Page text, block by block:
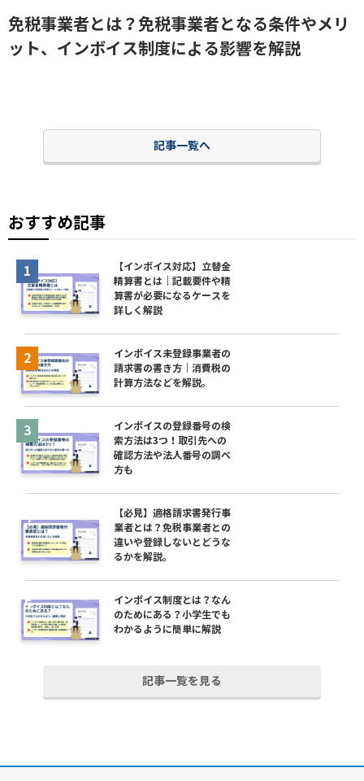
免税事業者とは？免税事業者となる条件やメリ
ット、インボイス制度による影響を解説
記事一覧へ
おすすめ記事
【インボイス対応】立替金
精算書とは｜記載要件や精
算書が必要になるケースを
詳しく解説
インボイス未登録事業者の
請求書の書き方｜消費税の
計算方法などを解説。
インボイスの登録番号の検
索方法は3つ！取引先への
確認方法や法人番号の調べ
方も
【必見】適格請求書発行事
業者とは？免税事業者との
違いや登録しないとどうな
るかを解説。
インボイス制度とは？なん
のためにある？小学生でも
わかるように簡単に解説
記事一覧を見る